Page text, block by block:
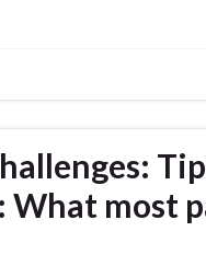
What most